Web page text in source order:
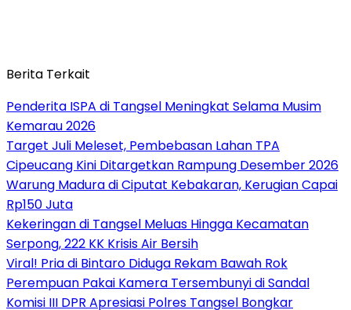
Berita Terkait
Penderita ISPA di Tangsel Meningkat Selama Musim
Kemarau 2026
Target Juli Meleset, Pembebasan Lahan TPA
Cipeucang Kini Ditargetkan Rampung Desember 2026
Warung Madura di Ciputat Kebakaran, Kerugian Capai
Rp150 Juta
Kekeringan di Tangsel Meluas Hingga Kecamatan
Serpong, 222 KK Krisis Air Bersih
Viral! Pria di Bintaro Diduga Rekam Bawah Rok
Perempuan Pakai Kamera Tersembunyi di Sandal
Komisi III DPR Apresiasi Polres Tangsel Bongkar